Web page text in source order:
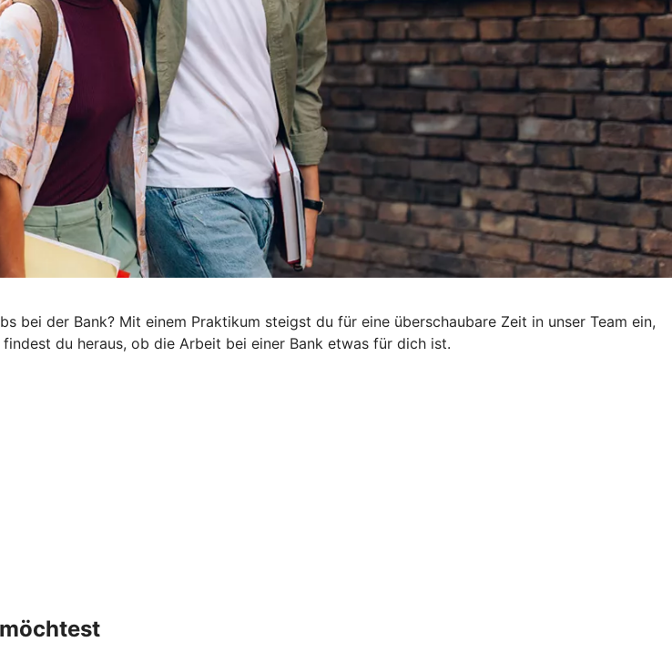
bei der Bank? Mit einem Praktikum steigst du für eine überschaubare Zeit in unser Team ein,
du heraus, ob die Arbeit bei einer Bank etwas für dich ist.